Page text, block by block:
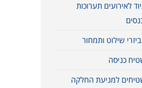
לאירועים תערוכות
שילוט ותמחור
כניסה
למניעת החלקה